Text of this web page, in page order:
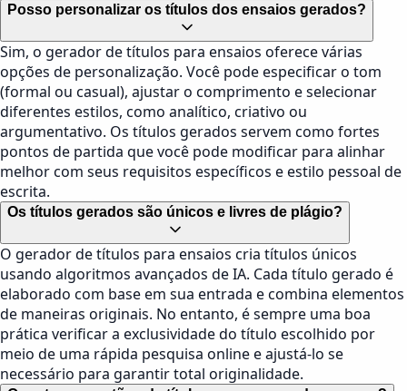
Posso personalizar os títulos dos ensaios gerados?
Sim, o gerador de títulos para ensaios oferece várias
opções de personalização. Você pode especificar o tom
(formal ou casual), ajustar o comprimento e selecionar
diferentes estilos, como analítico, criativo ou
argumentativo. Os títulos gerados servem como fortes
pontos de partida que você pode modificar para alinhar
melhor com seus requisitos específicos e estilo pessoal de
escrita.
Os títulos gerados são únicos e livres de plágio?
O gerador de títulos para ensaios cria títulos únicos
usando algoritmos avançados de IA. Cada título gerado é
elaborado com base em sua entrada e combina elementos
de maneiras originais. No entanto, é sempre uma boa
prática verificar a exclusividade do título escolhido por
meio de uma rápida pesquisa online e ajustá-lo se
necessário para garantir total originalidade.